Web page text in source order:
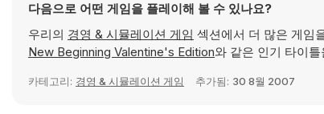
다음으로 어떤 게임을 플레이해 볼 수 있나요?
우리의 경영 & 시뮬레이션 게임 섹션에서 더 많은 게임
New Beginning Valentine's Edition와 같은 인기 타이
카테고리: 경영 & 시뮬레이션 게임 추가됨: 30 8월 2007